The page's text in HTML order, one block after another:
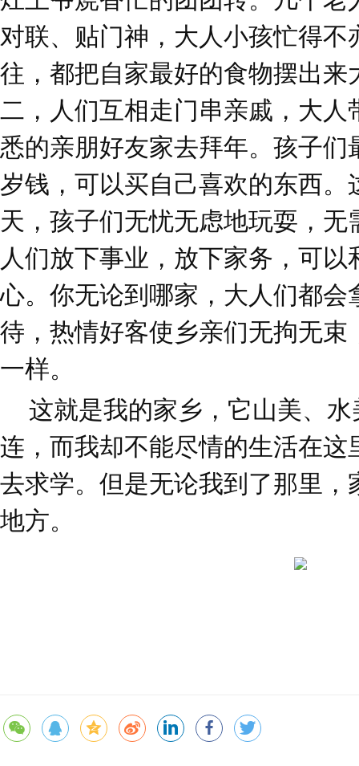
对联、贴门神，大人小孩忙得不
往，都把自家最好的食物摆出来
二，人们互相走门串亲戚，大人
悉的亲朋好友家去拜年。孩子
岁钱，可以买自己喜欢的东西。
天，孩子们无忧无虑地玩耍，
人们放下事业，放下家务，可
心。你无论到哪家，大人们都会
待，热情好客使乡亲们无拘无束
一样。
这就是我的家乡，它山美、水
连，而我却不能尽情的生活在这
去求学。但是无论我到了那里，
地方。